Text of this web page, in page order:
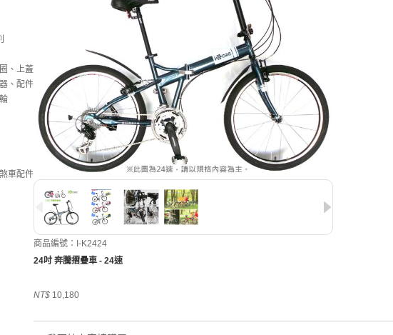
商品編號：I-K2424
24吋 奔騰摺疊車 - 24速
NT$ 10,180
、上蓋
、配件
車配件